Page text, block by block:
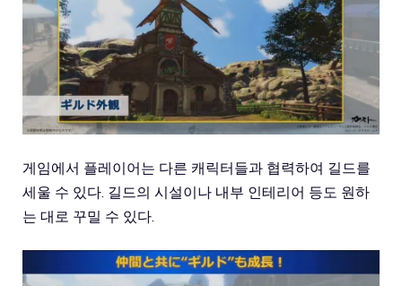
게임에서 플레이어는 다른 캐릭터들과 협력하여 길드를
세울 수 있다. 길드의 시설이나 내부 인테리어 등도 원하
는 대로 꾸밀 수 있다.